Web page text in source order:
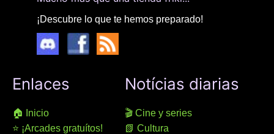
¡Descubre lo que te hemos preparado!
Enlaces
🏠 Inicio
⭐ ¡Arcades gratuítos!
Notícias diarias
🎬 Cine y series
📗 Cultura